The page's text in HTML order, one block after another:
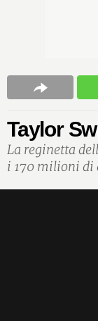
Taylor
La reginetta
i 170 milioni di